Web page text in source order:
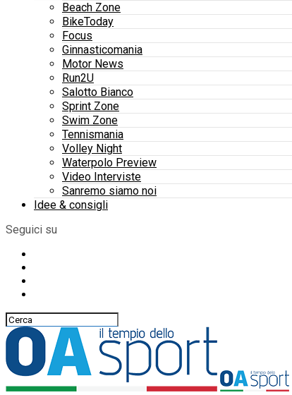
Beach Zone
BikeToday
Focus
Ginnasticomania
Motor News
Run2U
Salotto Bianco
Sprint Zone
Swim Zone
Tennismania
Volley Night
Waterpolo Preview
Video Interviste
Sanremo siamo noi
Idee & consigli
Seguici su